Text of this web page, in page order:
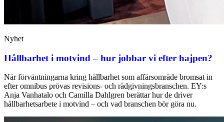
Nyhet
Hållbarhet i motvind – hur jobbar vi efter hajpen?
När förväntningarna kring hållbarhet som affärsområde bromsat in
efter omnibus prövas revisions- och rådgivningsbranschen. EY:s
Anja Vanhatalo och Camilla Dahlgren berättar hur de driver
hållbarhetsarbete i motvind – och vad branschen bör göra nu.